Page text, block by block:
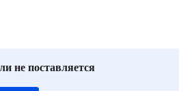
не поставляется